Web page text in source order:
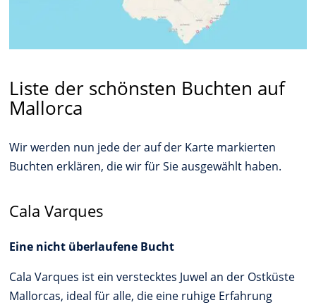
Liste der schönsten Buchten auf
Mallorca
Wir werden nun jede der auf der Karte markierten
Buchten erklären, die wir für Sie ausgewählt haben.
Cala Varques
Eine nicht überlaufene Bucht
Cala Varques ist ein verstecktes Juwel an der Ostküste
Mallorcas, ideal für alle, die eine ruhige Erfahrung